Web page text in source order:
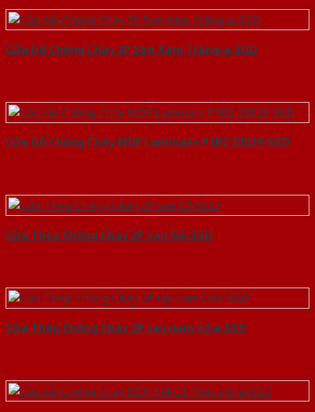
Cửa Gỗ Chống Cháy 2P Sơn Xám Trắng-a-SGD
Cửa Gỗ Chống Cháy MDF Laminate P1R2 23029-SGD
Cửa Thép Chống Cháy 2P van Gỗ-SGD
Cửa Thép Chống Cháy 2P tay nam Cửa-SGD